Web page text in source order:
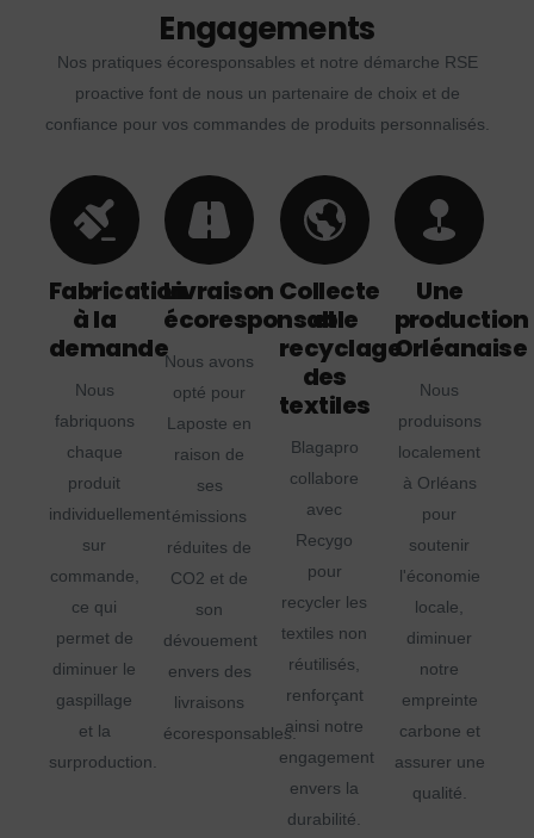
Engagements
Nos pratiques écoresponsables et notre démarche RSE
proactive font de nous un partenaire de choix et de
confiance pour vos commandes de produits personnalisés.
Fabrication
à la
demande
Nous
fabriquons
chaque
produit
individuellement
sur
commande,
ce qui
permet de
diminuer le
gaspillage
et la
surproduction.
Livraison
écoresponsable
Nous avons
opté pour
Laposte en
raison de
ses
émissions
réduites de
CO2 et de
son
dévouement
envers des
livraisons
écoresponsables.
Collecte
et
recyclage
des
textiles
Blagapro
collabore
avec
Recygo
pour
recycler les
textiles non
réutilisés,
renforçant
ainsi notre
engagement
envers la
durabilité.
Une
production
Orléanaise
Nous
produisons
localement
à Orléans
pour
soutenir
l'économie
locale,
diminuer
notre
empreinte
carbone et
assurer une
qualité.